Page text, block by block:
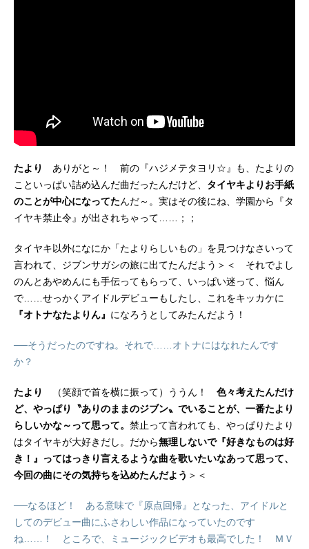
たより
ありがと～！ 前の『ハジメテタヨリ☆』も、たよりの
こといっぱい詰め込んだ曲だったんだけど、 タイヤキよりお手紙
のことが中心になってたんだ～。実はその後にね、学園から『タ
イヤキ禁止令』が出されちゃって……；；
タイヤキ以外になにか「たよりらしいもの」を見つけなさいって
言われて、ジブンサガシの旅に出てたんだよう＞＜ それでよし
のんとあやめんにも手伝ってもらって、いっぱい迷って、悩ん
で……せっかくアイドルデビューもしたし、これをキッカケに
『オトナなたよりん』 になろうとしてみたんだよう！
──そうだったのですね。それで……オトナにはなれたんです
か？
たより （笑顔で首を横に振って）ううん！ 色々考えたんだけ
ど、やっぱり〝ありのままのジブン〟でいることが、一番たより
らしいかな～って思って。 禁止って言われても、やっぱりたより
はタイヤキが大好きだし。だから無理しないで『好きなものは好
き！』ってはっきり言えるような曲を歌いたいなあって思って、
今回の曲にその気持ちを込めたんだよう ＞＜
──なるほど！ ある意味で『原点回帰』となった、アイドルと
してのデビュー曲にふさわしい作品になっていたのです
ね……！ ところで、ミュージックビデオも最高でした！ ＭＶ